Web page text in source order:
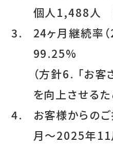
個人1,488人
3.
24ヶ月継続率
99.25%
（方針6. 「お
を向上させるた
4.
お客様からの
月〜2025年11